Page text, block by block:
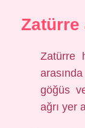
Zatürre
Zatürre
göğüs
ağrı yer